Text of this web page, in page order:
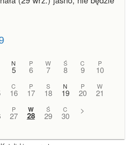
N
5
P
6
W
7
Ś
8
C
9
P
10
C
16
P
17
S
18
N
19
P
20
W
21
P
27
W
28
Ś
29
C
30
>